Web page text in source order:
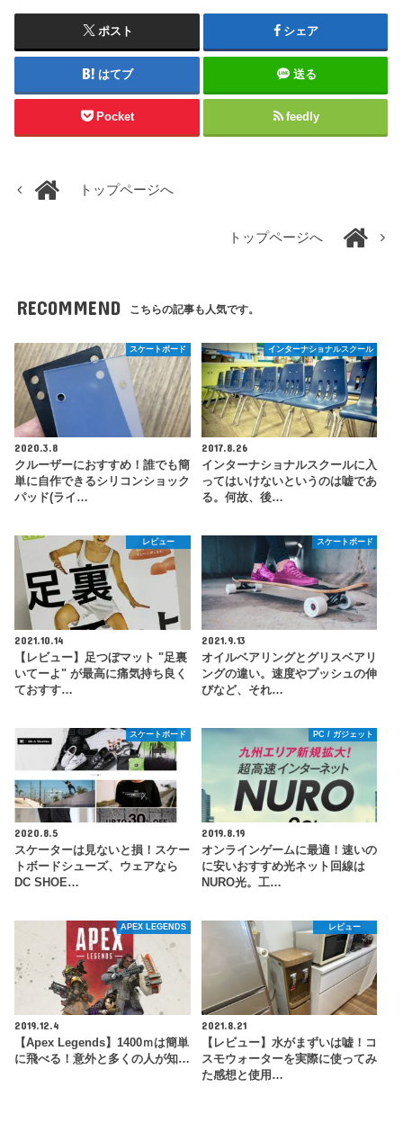
ポスト シェア
はてブ 送る
Pocket feedly
トップページへ
トップページへ
RECOMMEND こちらの記事も人気です。
スケートボード
2020.3.8
クルーザーにおすすめ！誰でも簡
単に自作できるシリコンショック
パッド(ライ…
インターナショナルスクール
2017.8.26
インターナショナルスクールに入
ってはいけないというのは嘘であ
る。何故、後…
レビュー
2021.10.14
【レビュー】足つぼマット "足裏
いてーよ" が最高に痛気持ち良く
ておすす…
スケートボード
2021.9.13
オイルベアリングとグリスベアリ
ングの違い。速度やプッシュの伸
びなど、それ…
スケートボード
2020.8.5
スケーターは見ないと損！スケー
トボードシューズ、ウェアなら
DC SHOE…
PC / ガジェット
2019.8.19
オンラインゲームに最適！速いの
に安いおすすめ光ネット回線は
NURO光。工…
APEX LEGENDS
2019.12.4
【Apex Legends】1400ｍは簡単
に飛べる！意外と多くの人が知…
レビュー
2021.8.21
【レビュー】水がまずいは嘘！コ
スモウォーターを実際に使ってみ
た感想と使用…